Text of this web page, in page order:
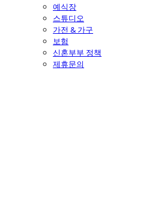
예식장
스튜디오
가전 & 가구
보험
신혼부부 정책
제휴문의